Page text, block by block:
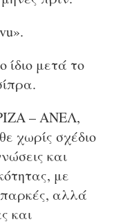
ίδιο μετά το
– ΑΝΕΛ,
χωρίς σχέδιο
και
με
αλλά
και